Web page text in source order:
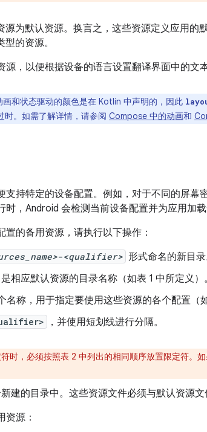
源为默认资源。换言之，这些资源定义应用的
的资源。
，以便根据设备的语言设置翻译界面中的文本
画和状态驱动的颜色是在 Kotlin 中声明的，因此
时。如需了解详情，请参阅 Compose 中的动画和
支持特定的设备配置。例如，对于不同的屏幕
，Android 会检测当前设备配置并为应用加载
的备用资源，请执行以下操作：
-<qualifier> 形式命名的新目录
是相应默认资源的目录名称（如表 1 中所定义）。
名称，用于指定要使用这些资源的各个配置（
， 并使用短划线进行分隔。
符时，必须按照表 2 中列出的相同顺序放置限定符。
建的目录中。这些资源文件必须与默认资源文
源：